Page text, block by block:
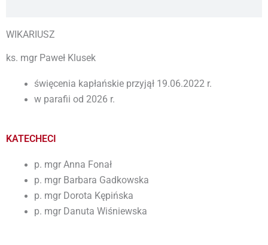
WIKARIUSZ
ks. mgr Paweł Klusek
święcenia kapłańskie przyjął 19.06.2022 r.
w parafii od 2026 r.
KATECHECI
p. mgr Anna Fonał
p. mgr Barbara Gadkowska
p. mgr Dorota Kępińska
p. mgr Danuta Wiśniewska